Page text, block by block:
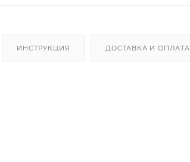
ИНСТРУКЦИЯ ДОСТАВКА И ОПЛАТА